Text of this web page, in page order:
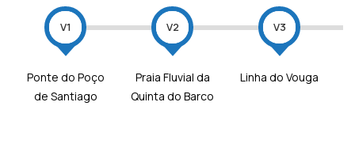
V1
Ponte do Poço
de Santiago
V2
Praia Fluvial da
Quinta do Barco
V3
Linha do Vouga